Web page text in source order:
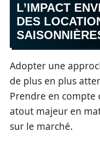
L’IMPACT
DES
Adopter une
de plus en plus
Prendre en compte
atout majeur en
sur le marché.